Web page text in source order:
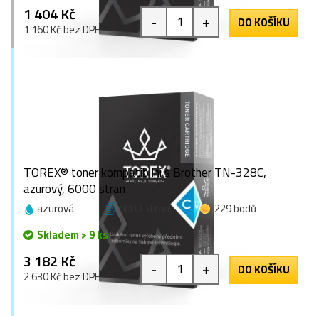
1 404 Kč
1 160 Kč bez DPH - + DO KOŠÍKU
TOREX® toner kompatibilní s Brother TN-328C,
azurový, 6000 stran
azurová 6000 stran
229 bodů
Skladem > 9 ks
3 182 Kč
2 630 Kč bez DPH - + DO KOŠÍKU